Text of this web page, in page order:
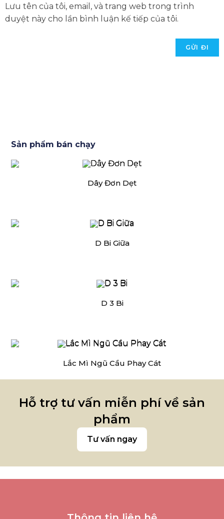
Lưu tên của tôi, email, và trang web trong trình
duyệt này cho lần bình luận kế tiếp của tôi.
Sản phẩm bán chạy
Dây Đơn Dẹt
D Bi Giữa
D 3 Bi
Lắc Mì Ngũ Cầu Phay Cát
Hỗ trợ tư vấn miễn phí về sản
phẩm
Tư vấn ngay